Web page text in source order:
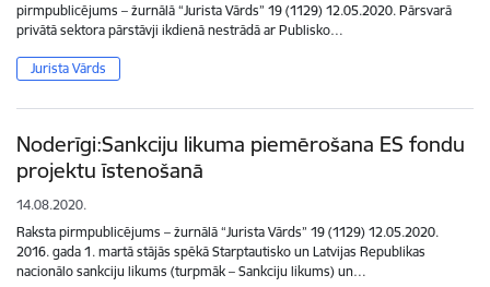
pirmpublicējums – žurnālā “Jurista Vārds” 19 (1129) 12.05.2020. Pārsvarā
privātā sektora pārstāvji ikdienā nestrādā ar Publisko…
Jurista Vārds
Noderīgi:Sankciju likuma piemērošana ES fondu
projektu īstenošanā
14.08.2020.
Raksta pirmpublicējums – žurnālā “Jurista Vārds” 19 (1129) 12.05.2020.
2016. gada 1. martā stājās spēkā Starptautisko un Latvijas Republikas
nacionālo sankciju likums (turpmāk – Sankciju likums) un…